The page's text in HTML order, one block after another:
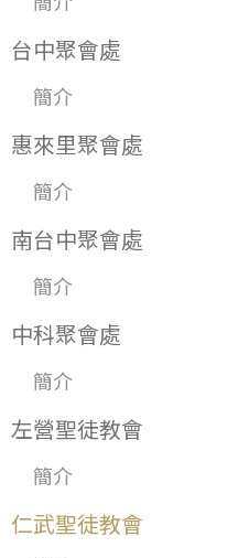
台中聚會處
簡介
惠來里聚會處
簡介
南台中聚會處
簡介
中科聚會處
簡介
左營聖徒教會
簡介
仁武聖徒教會